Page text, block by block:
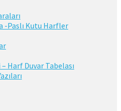
-Paslı Kutu Harfler
Harf Duvar Tabelası